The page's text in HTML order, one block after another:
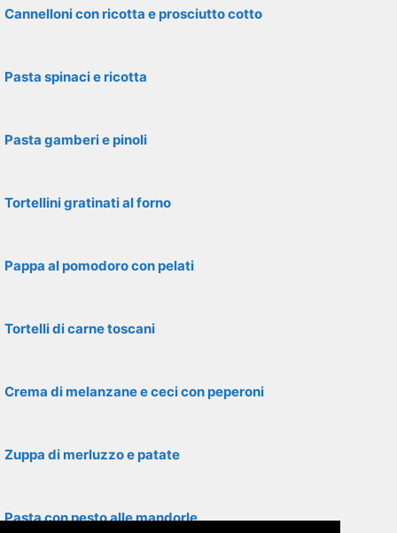
Cannelloni con ricotta e prosciutto cotto
Pasta spinaci e ricotta
Pasta gamberi e pinoli
Tortellini gratinati al forno
Pappa al pomodoro con pelati
Tortelli di carne toscani
Crema di melanzane e ceci con peperoni
Zuppa di merluzzo e patate
Pasta con pesto alle mandorle